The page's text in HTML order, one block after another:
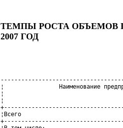
ТЕМПЫ РОСТА
2007 ГОД
¦                Наименование
¦
¦
¦Всего